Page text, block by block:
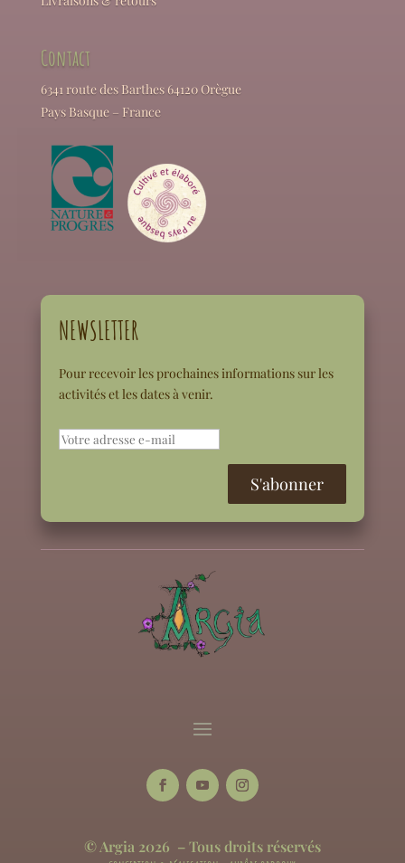
Contact
6341 route des Barthes 64120 Orègue
Pays Basque – France
NEWSLETTER
Pour recevoir les prochaines informations sur les
activités et les dates à venir.
© Argia 2026 – Tous droits réservés